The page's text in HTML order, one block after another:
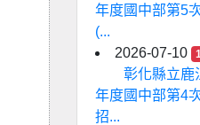
年度國中部第5
(...
2026-07-10
彰化縣立鹿
年度國中部第4
招...